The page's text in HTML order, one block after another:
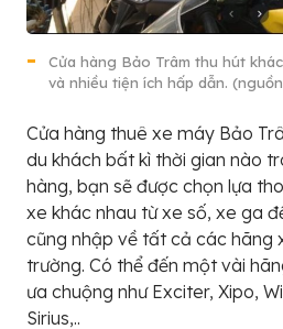
Cửa hàng Bảo Trâm thu hút
và nhiều tiện ích hấp dẫn.
Cửa hàng thuê xe máy Bảo
du khách bất kì thời gian nào
hàng, bạn sẽ được chọn lựa
xe khác nhau từ xe số, xe ga
cũng nhập về tất cả các hãng
trường. Có thể đến một vài
ưa chuộng như Exciter, Xipo,
Sirius,..